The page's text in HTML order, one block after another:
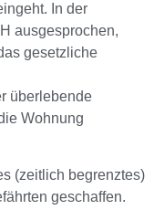
In der
ausgesprochen,
gesetzliche
überlebende
Wohnung
(zeitlich begrenztes)
geschaffen.